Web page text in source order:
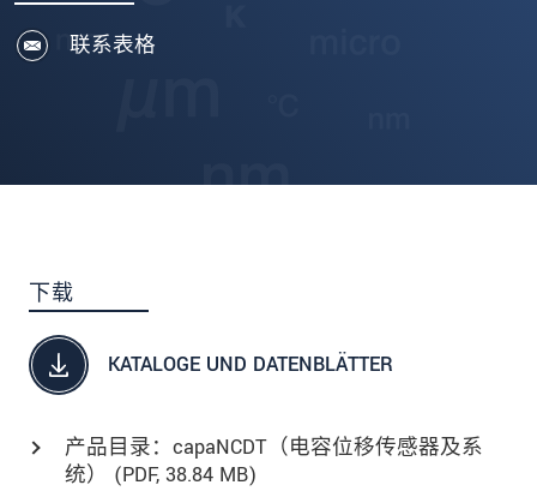
联系表格
下载
KATALOGE UND DATENBLÄTTER
产品目录：capaNCDT（电容位移传感器及系
统） (PDF, 38.84 MB)